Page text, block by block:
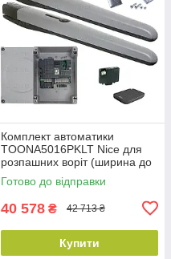
Комплект автоматики
TOONA5016PKLT Nice для
розпашних воріт (ширина до
10 м)
Готово до відправки
40 578 ₴ 42 713 ₴
Купити